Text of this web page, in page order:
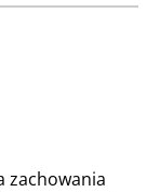
zachowania